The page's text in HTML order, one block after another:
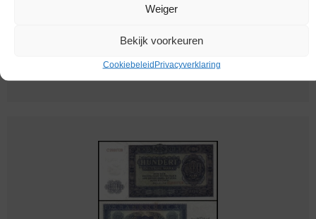
Weiger
Bekijk voorkeuren
CookiebeleidPrivacyverklaring
Republic / DDR / 100 Mark / 1955 / Unc
Melding bij beschikbaarheid